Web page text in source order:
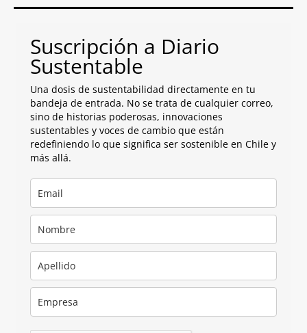
Suscripción a Diario
Sustentable
Una dosis de sustentabilidad directamente en tu
bandeja de entrada. No se trata de cualquier correo,
sino de historias poderosas, innovaciones
sustentables y voces de cambio que están
redefiniendo lo que significa ser sostenible en Chile y
más allá.